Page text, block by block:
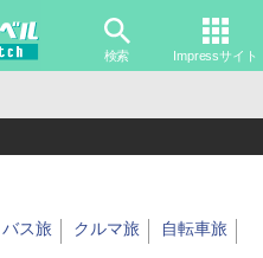
検索 Impressサイト
バス旅 クルマ旅 自転車旅